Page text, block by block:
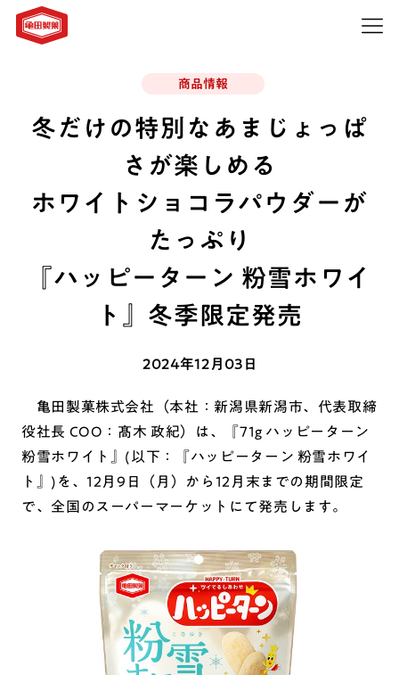
商品情報
冬だけの特別なあまじょっぱ
さが楽しめる
ホワイトショコラパウダーが
たっぷり
『ハッピーターン 粉雪ホワイ
ト』冬季限定発売
2024年12月03日
亀田製菓株式会社（本社：新潟県新潟市、代表取締
役社長 COO：髙木 政紀）は、『71g ハッピーターン
粉雪ホワイト』(以下：『ハッピーターン 粉雪ホワイ
ト』)を、12月9日（月）から12月末までの期間限定
で、全国のスーパーマーケットにて発売します。